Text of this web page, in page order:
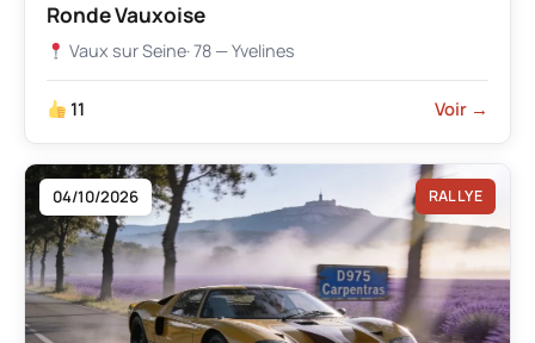
Ronde Vauxoise
Vaux sur Seine· 78 — Yvelines
11 Voir →
04/10/2026 RALLYE